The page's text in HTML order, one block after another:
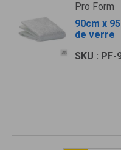
Pro Form
90cm x
de verre
SKU : PF-